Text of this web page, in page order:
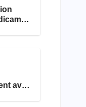
avec